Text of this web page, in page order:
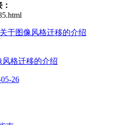
风格迁移的介绍